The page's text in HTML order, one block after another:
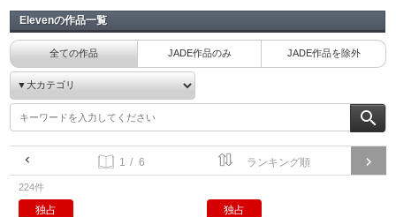
Elevenの作品一覧
全ての作品 JADE作品のみ JADE作品を除外
/ 6
224件
独占 独占